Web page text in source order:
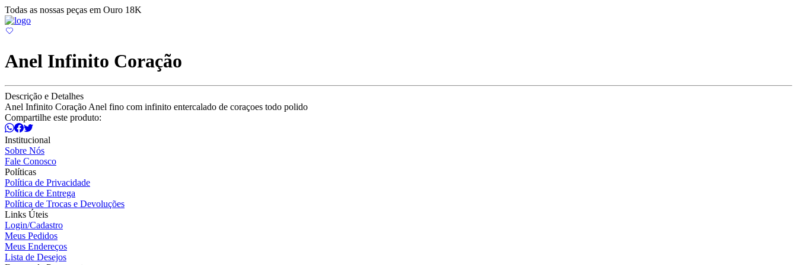
Todas as nossas peças em Ouro 18K
Anel Infinito Coração
Descrição e Detalhes
Anel Infinito Coração Anel fino com infinito entercalado de coraçoes todo polido
Compartilhe este produto:
Institucional
Sobre Nós
Fale Conosco
Políticas
Política de Privacidade
Política de Entrega
Política de Trocas e Devoluções
Links Úteis
Login/Cadastro
Meus Pedidos
Meus Endereços
Lista de Desejos